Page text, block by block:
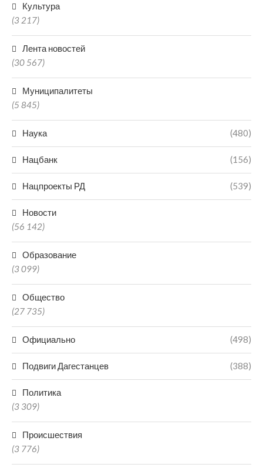
Культура
(3 217)
Лента новостей
(30 567)
Муниципалитеты
(5 845)
Наука (480)
Нацбанк (156)
Нацпроекты РД (539)
Новости
(56 142)
Образование
(3 099)
Общество
(27 735)
Официально (498)
Подвиги Дагестанцев (388)
Политика
(3 309)
Происшествия
(3 776)